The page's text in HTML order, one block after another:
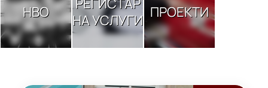
НВО
РЕГИСТАР
НА УСЛУГИ ПРОЕКТИ